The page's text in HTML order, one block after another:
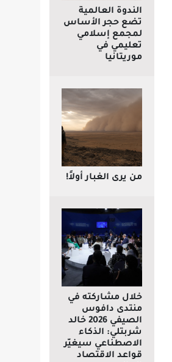
الندوة العالمية
تضع حجر الأساس
لمجمع إسلامي
تعليمي في
موريتانيا
من يرى الغبار أولاً!
خلال مشاركته في
منتدى دافوس
الصيفي 2026 خالد
شربتلي: الذكاء
الاصطناعي سيغيّر
قواعد الاقتصاد